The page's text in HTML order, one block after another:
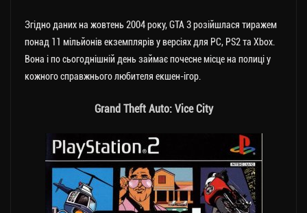
Згідно даних на жовтень 2004 року, GTA 3 розійшлася тиражем
понад 11 мільйонів екземплярів у версіях для PC, PS2 та Xbox.
Вона і по сьогоднішній день займає почесне місце на полиці у
кожного справжнього любителя екшен-ігор.
Grand Theft Auto: Vice City